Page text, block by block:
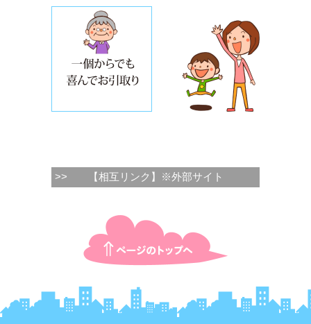
>> 【相互リンク】※外部サイト